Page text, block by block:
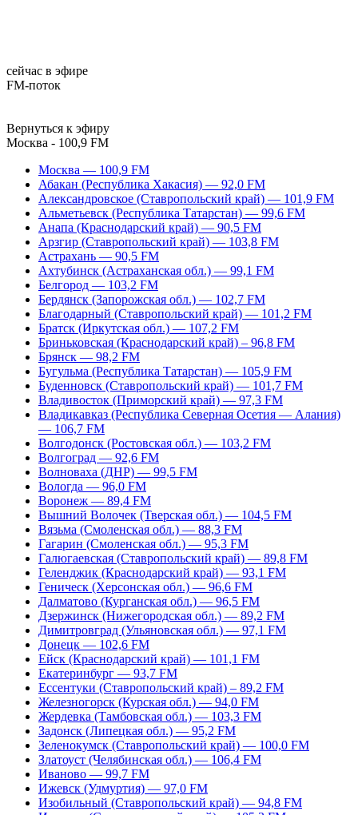
сейчас в эфире
FM-поток
Вернуться к эфиру
Москва - 100,9 FM
Москва — 100,9 FM
Абакан (Республика Хакасия) — 92,0 FM
Александровское (Ставропольский край) — 101,9 FM
Альметьевск (Республика Татарстан) — 99,6 FM
Анапа (Краснодарский край) — 90,5 FM
Арзгир (Ставропольский край) — 103,8 FM
Астрахань — 90,5 FM
Ахтубинск (Астраханская обл.) — 99,1 FM
Белгород — 103,2 FM
Бердянск (Запорожская обл.) — 102,7 FM
Благодарный (Ставропольский край) — 101,2 FM
Братск (Иркутская обл.) — 107,2 FM
Бриньковская (Краснодарский край) – 96,8 FM
Брянск — 98,2 FM
Бугульма (Республика Татарстан) — 105,9 FM
Буденновск (Ставропольский край) — 101,7 FM
Владивосток (Приморский край) — 97,3 FM
Владикавказ (Республика Северная Осетия — Алания)
— 106,7 FM
Волгодонск (Ростовская обл.) — 103,2 FM
Волгоград — 92,6 FM
Волноваха (ДНР) — 99,5 FM
Вологда — 96,0 FM
Воронеж — 89,4 FM
Вышний Волочек (Тверская обл.) — 104,5 FM
Вязьма (Смоленская обл.) — 88,3 FM
Гагарин (Смоленская обл.) — 95,3 FM
Галюгаевская (Ставропольский край) — 89,8 FM
Геленджик (Краснодарский край) — 93,1 FM
Геническ (Херсонская обл.) — 96,6 FM
Далматово (Курганская обл.) — 96,5 FM
Дзержинск (Нижегородская обл.) — 89,2 FM
Димитровград (Ульяновская обл.) — 97,1 FM
Донецк — 102,6 FM
Ейск (Краснодарский край) — 101,1 FM
Екатеринбург — 93,7 FM
Ессентуки (Ставропольский край) – 89,2 FM
Железногорск (Курская обл.) — 94,0 FM
Жердевка (Тамбовская обл.) — 103,3 FM
Задонск (Липецкая обл.) — 95,2 FM
Зеленокумск (Ставропольский край) — 100,0 FM
Златоуст (Челябинская обл.) — 106,4 FM
Иваново — 99,7 FM
Ижевск (Удмуртия) — 97,0 FM
Изобильный (Ставропольский край) — 94,8 FM